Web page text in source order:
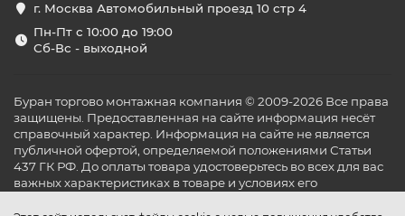
г. Москва Автомобильный проезд 10 стр 4
Пн-Пт с 10:00 до 19:00
Сб-Вс - выходной
Буран торгово монтажная компания © 2009-2026 Все права
защищены. Предоставленная на сайте информация несёт
справочный характер. Информация на сайте не является
публичной офертой, определяемой положениями Статьи
437 ГК РФ. До оплаты товара удостоверьтесь во всех для вас
важных характеристиках в товаре и условиях его